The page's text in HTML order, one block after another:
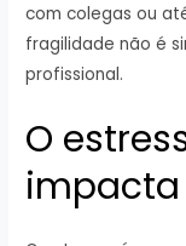
com colegas ou
fragilidade não é
profissional.
O
impacta